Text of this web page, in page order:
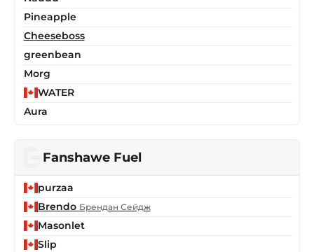
Pineapple
Cheeseboss
greenbean
Morg
WATER
Aura
Fanshawe Fuel
purzaa
Brendo Брендан Сейдж
Masonlet
Slip